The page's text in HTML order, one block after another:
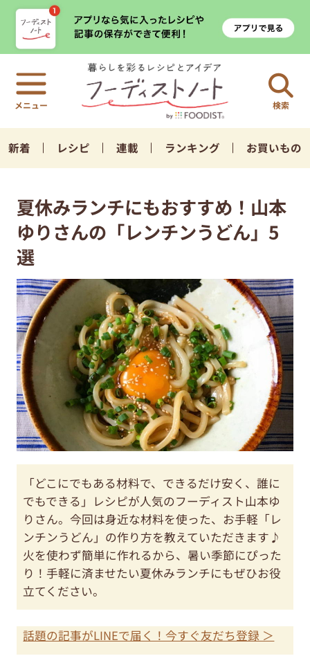
検索
新着 レシピ 連載 ランキング お買いもの
夏休みランチにもおすすめ！山本
ゆりさんの「レンチンうどん」5
選
「どこにでもある材料で、できるだけ安く、誰に
でもできる」レシピが人気のフーディスト山本ゆ
りさん。今回は身近な材料を使った、お手軽「レ
ンチンうどん」の作り方を教えていただきます♪
火を使わず簡単に作れるから、暑い季節にぴった
り！手軽に済ませたい夏休みランチにもぜひお役
立てください。
話題の記事がLINEで届く！今すぐ友だち登録 ＞